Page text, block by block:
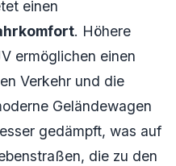
einen
. Höhere
ermöglichen einen
Verkehr und die
Geländewagen
gedämpft, was auf
die zu den